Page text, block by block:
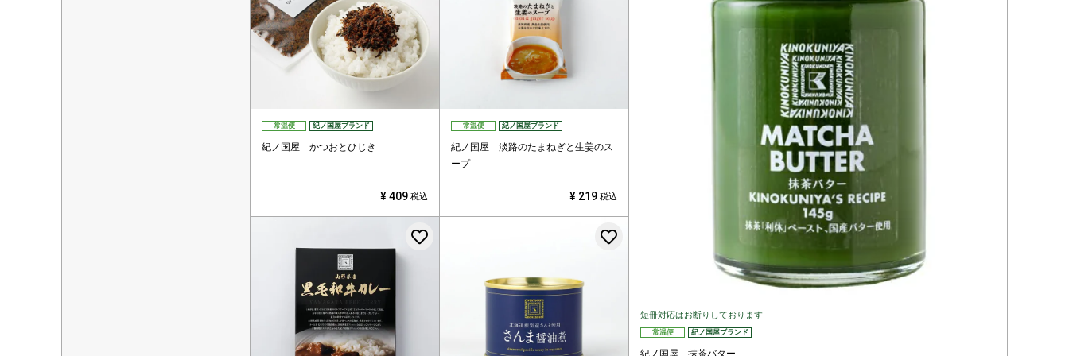
常温便 紀ノ国屋ブランド
紀ノ国屋 かつおとひじき
¥ 409 税込
常温便 紀ノ国屋ブランド
紀ノ国屋 淡路のたまねぎと生姜のス
ープ
¥ 219 税込
短冊対応はお断りしております
常温便 紀ノ国屋ブランド
紀ノ国屋 抹茶バター
お気に入りに登録する